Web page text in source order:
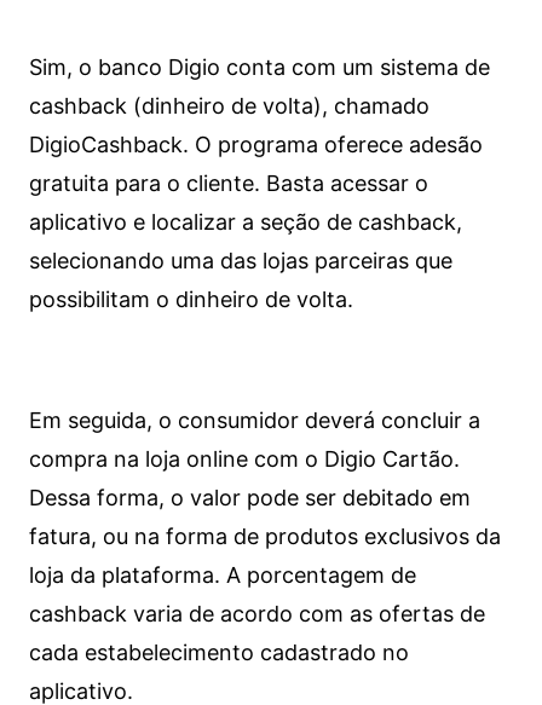
Sim, o banco Digio conta com um sistema de
cashback (dinheiro de volta), chamado
DigioCashback. O programa oferece adesão
gratuita para o cliente. Basta acessar o
aplicativo e localizar a seção de cashback,
selecionando uma das lojas parceiras que
possibilitam o dinheiro de volta.
Em seguida, o consumidor deverá concluir a
compra na loja online com o Digio Cartão.
Dessa forma, o valor pode ser debitado em
fatura, ou na forma de produtos exclusivos da
loja da plataforma. A porcentagem de
cashback varia de acordo com as ofertas de
cada estabelecimento cadastrado no
aplicativo.